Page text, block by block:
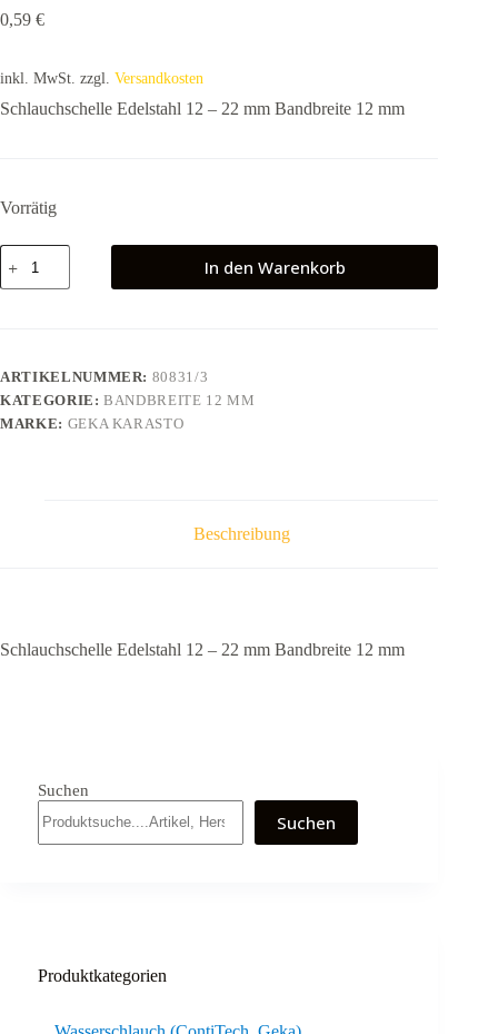
0,59 €
inkl. MwSt. zzgl. Versandkosten
Schlauchschelle Edelstahl 12 – 22 mm Bandbreite 12 mm
Vorrätig
Schlauchschelle
Edelstahl
12
12
mm
Menge
In den Warenkorb
ARTIKELNUMMER: 80831/3
KATEGORIE:BANDBREITE 12 MM
MARKE: GEKA KARASTO
Beschreibung
Schlauchschelle Edelstahl 12 – 22 mm Bandbreite 12 mm
Suchen
Suchen
Produktkategorien